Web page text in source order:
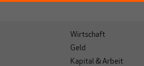
Wirtschaft
Geld
Kapital & Arbeit